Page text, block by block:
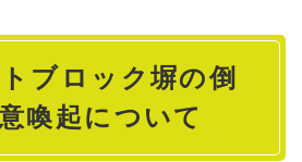
ブロック塀の倒
喚起について